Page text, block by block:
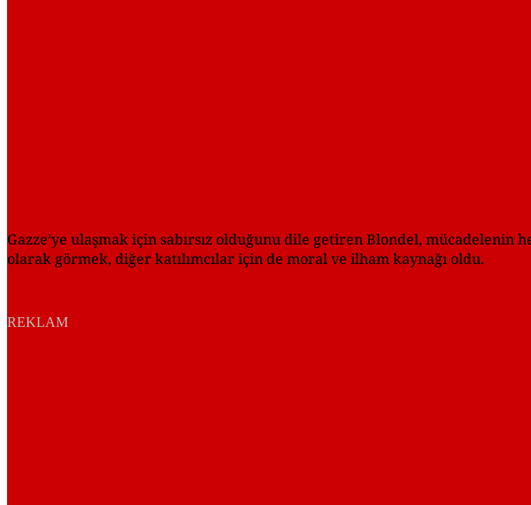
Gazze’ye ulaşmak için sabırsız olduğunu dile getiren Blondel,
olarak görmek, diğer katılımcılar için de moral ve ilham kaynağı oldu.
REKLAM